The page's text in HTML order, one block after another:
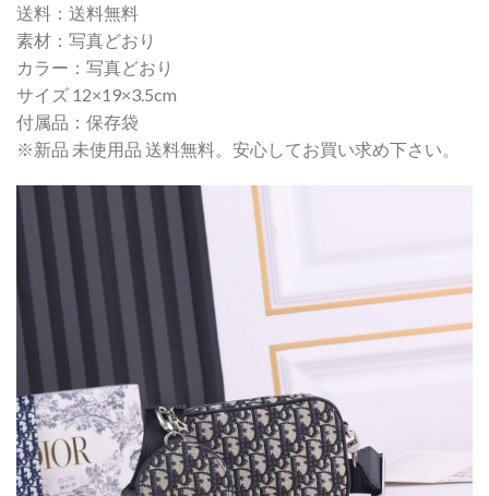
送料：送料無料
素材：写真どおり
カラー：写真どおり
サイズ 12×19×3.5cm
付属品：保存袋
※新品 未使用品 送料無料。安心してお買い求め下さい。